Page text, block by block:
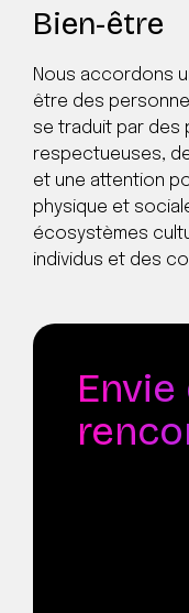
Bien-être
Nous accordons
être des
se traduit par des
respectueuses,
et une attention
physique et
écosystèmes
individus et des